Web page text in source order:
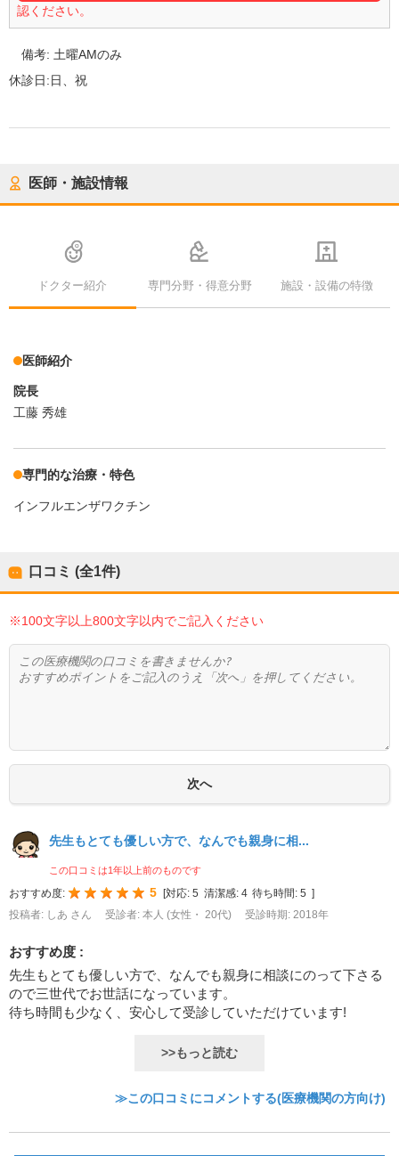
認ください。
備考: 土曜AMのみ
休診日:日、祝
医師・施設情報
ドクター紹介 専門分野・得意分野 施設・設備の特徴
医師紹介
院長
工藤 秀雄
専門的な治療・特色
インフルエンザワクチン
口コミ (全1件)
※100文字以上800文字以内でご記入ください
先生もとても優しい方で、なんでも親身に相...
この口コミは1年以上前のものです
おすすめ度: 5 [対応: 5 清潔感: 4 待ち時間: 5 ]
投稿者: しあ さん
受診者: 本人 (女性・ 20代) 受診時期: 2018年
おすすめ度 :
先生もとても優しい方で、なんでも親身に相談にのって下さる
ので三世代でお世話になっています。
待ち時間も少なく、安心して受診していただけています!
>>もっと読む
≫この口コミにコメントする(医療機関の方向け)